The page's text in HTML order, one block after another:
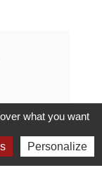
kB)
what you want
Personalize